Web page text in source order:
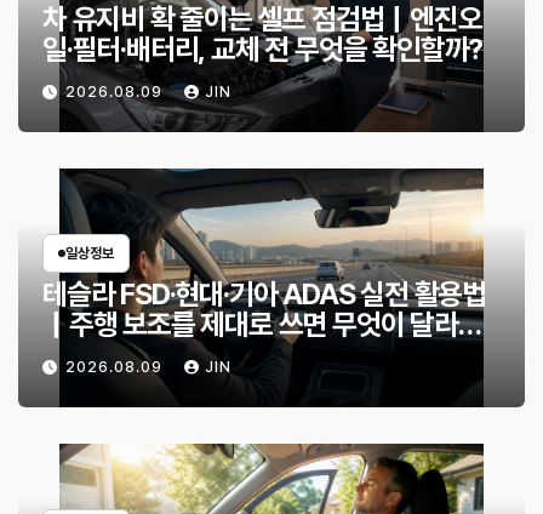
차 유지비 확 줄이는 셀프 점검법｜엔진오
일·필터·배터리, 교체 전 무엇을 확인할까?
2026.08.09 JIN
일상정보
테슬라 FSD·현대·기아 ADAS 실전 활용법
｜주행 보조를 제대로 쓰면 무엇이 달라질
까?2026.08.09 JIN